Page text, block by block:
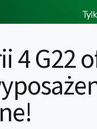
4 G22